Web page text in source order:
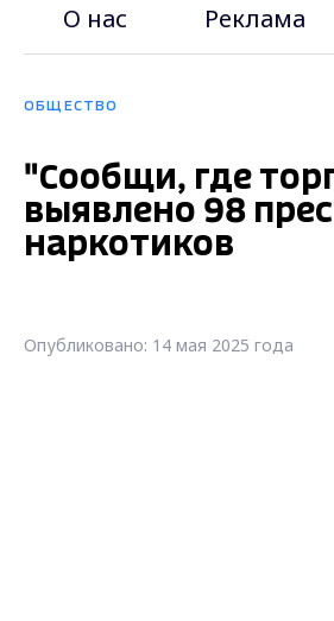
О нас Реклама
ОБЩЕСТВО
"Сообщи, где
выявлено 98
наркотиков
Опубликовано: 14 мая 2025 года